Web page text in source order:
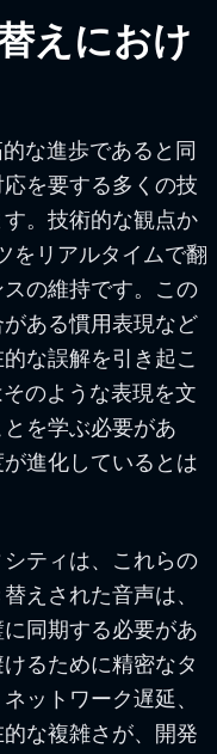
えにおけ
な進歩であると同
を要する多くの技
。技術的な観点か
をリアルタイムで翻
の維持です。この
ある慣用表現など
な誤解を引き起こ
のような表現を文
を学ぶ必要があ
進化しているとは
ティは、これらの
えされた音声は、
同期する必要があ
るために精密なタ
ットワーク遅延、
な複雑さが、開発